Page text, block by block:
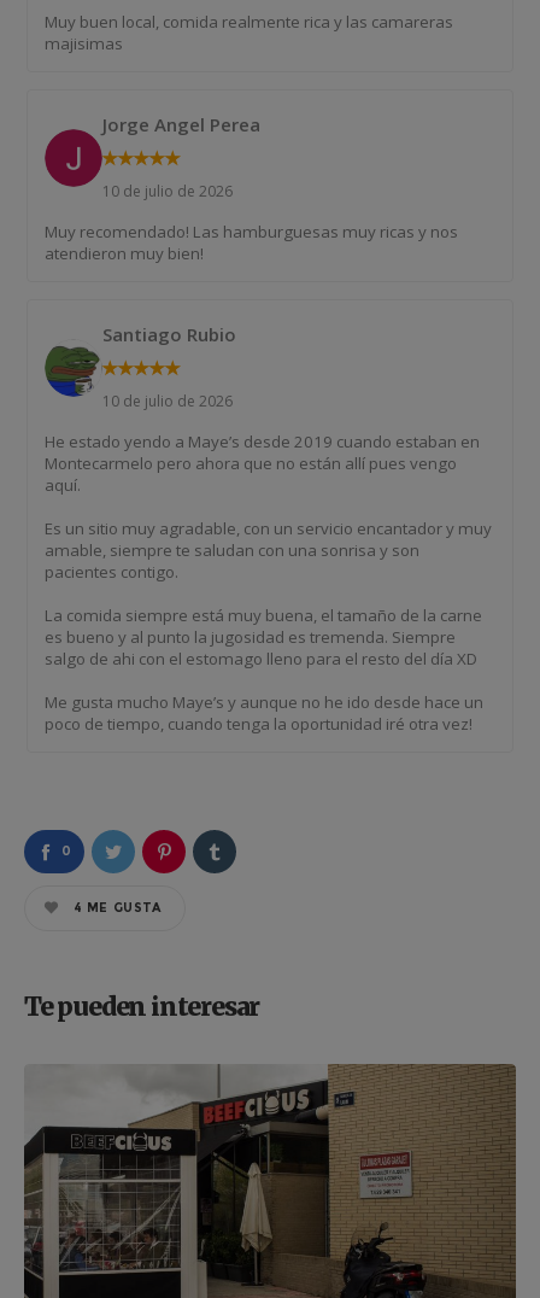
Muy buen local, comida realmente rica y las camareras
majisimas
Jorge Angel Perea
★★★★★
10 de julio de 2026
Muy recomendado! Las hamburguesas muy ricas y nos
atendieron muy bien!
Santiago Rubio
★★★★★
10 de julio de 2026
He estado yendo a Maye’s desde 2019 cuando estaban en
Montecarmelo pero ahora que no están allí pues vengo
aquí.
Es un sitio muy agradable, con un servicio encantador y muy
amable, siempre te saludan con una sonrisa y son
pacientes contigo.
La comida siempre está muy buena, el tamaño de la carne
es bueno y al punto la jugosidad es tremenda. Siempre
salgo de ahi con el estomago lleno para el resto del día XD
Me gusta mucho Maye’s y aunque no he ido desde hace un
poco de tiempo, cuando tenga la oportunidad iré otra vez!
0
4 ME GUSTA
Te pueden interesar